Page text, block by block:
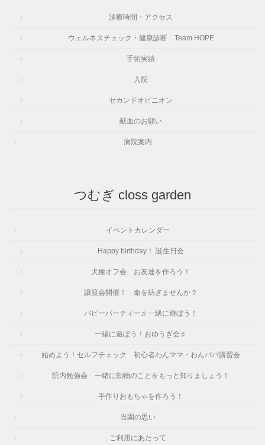
診療時間・アクセス
ウェルネスチェック・健康診断 Team HOPE
手術実績
入院
セカンドオピニオン
献血のお願い
病院案内
つむぎ closs garden
イベントカレンダー
Happy birthday！ 誕生日会
犬種オフ会 お友達を作ろう！
譲渡会開催！ 命を紡ぎませんか？
パピーパーティー♬一緒に遊ぼう！
一緒に遊ぼう！おゆうぎ会♬
始めよう！セルフチェック 初心者わんママ・わんパパ講習会
院内勉強会 一緒に動物のことをもっと知りましょう！
手作りおもちゃを作ろう！
当園の思い
ご利用にあたって